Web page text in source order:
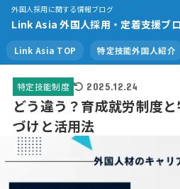
外国人採用に関する情報ブログ
Link Asia 外国人採用・定着支援ブ
Link Asia TOP 特定技能外国人紹介
特定技能制度 2025.12.24
どう違う？育成就労制度
づけと活用法